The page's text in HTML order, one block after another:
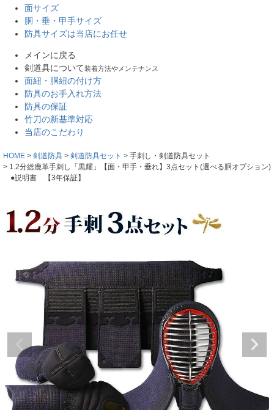
面サイズ
胴・垂・甲手サイズ
防具サイズは当店にお任せ
メインに戻る
剣道具について装着方法やメンテナンス
面紐・胴紐の付け方
防具のお手入れ方法
防具の保証
竹刀の新基準対応
当店のこだわり
HOME 剣道防具 剣道防具セット
手刺し・剣道防具セット
1.2分総鹿革手刺し「黒耀」【面・甲手・垂れ】3点セット(選べる胴オプション)
●説明書 【3年保証】